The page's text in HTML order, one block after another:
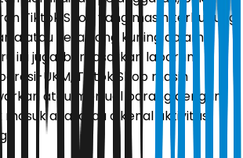
Tiktok Shop yang masih terhubung
atau keranjang kuning dalam
ini juga, berdasarkan laporan
UKM, Tiktok Shop masih
atau menjual barang dengan
akal atau dikenal aktivitas